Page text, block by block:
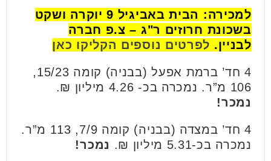
למכירה: הבית באביגיל 9 יוקרה ושקט
בשכונת חרוזים ר"ג – צ.פ חברה
לבניין. לפרטים נוספים הקליקו כאן
4 חד’ ברמת אפעל (בבניה) קומה 15/23,
106 מ”ר. נמכרה בכ- 4.26 מיליון ₪.
נמכר!
4 חד’ במצדה (בבניה) קומה 7/9, 113 מ”ר.
נמכרה בכ-5.31 מיליון ₪.
נמכר!